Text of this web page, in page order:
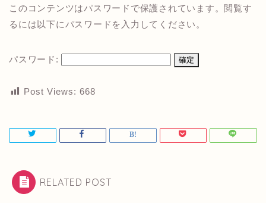
このコンテンツはパスワードで保護されています。閲覧す
るには以下にパスワードを入力してください。
パスワード:
Post Views: 668
RELATED POST